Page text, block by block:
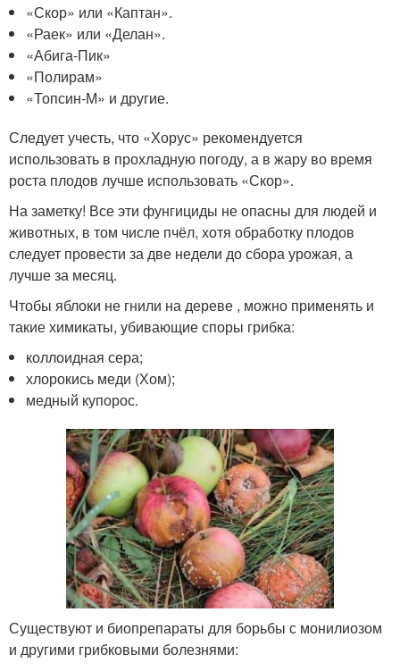
«Скор» или «Каптан».
«Раек» или «Делан».
«Абига-Пик»
«Полирам»
«Топсин-М» и другие.
Следует учесть, что «Хорус» рекомендуется
использовать в прохладную погоду, а в жару во время
роста плодов лучше использовать «Скор».
На заметку! Все эти фунгициды не опасны для людей и
животных, в том числе пчёл, хотя обработку плодов
следует провести за две недели до сбора урожая, а
лучше за месяц.
Чтобы яблоки не гнили на дереве , можно применять и
такие химикаты, убивающие споры грибка:
коллоидная сера;
хлорокись меди (Хом);
медный купорос.
Существуют и биопрепараты для борьбы с монилиозом
и другими грибковыми болезнями: